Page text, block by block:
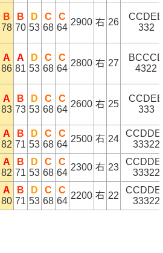
B
78
B
70
D
53
C
68
C
64
2900 右 26
CCDEE
332
A
86
A
81
D
53
C
68
C
64
2800 右 27
4322
A
83
B
73
D
53
C
68
C
64
2600 右 25
CCDEE
333
A
82
B
71
D
53
C
68
C
64
2500 右 24
33322
A
82
B
71
D
53
C
68
C
64
2300 右 23
33322
A
80
B
71
D
53
C
68
C
64
2200 右 22
33322